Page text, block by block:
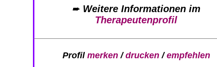
➨ Weitere Informationen im
Therapeutenprofil
Profil merken/drucken/empfehlen